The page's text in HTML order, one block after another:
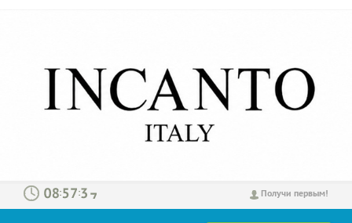
Получи первым!
: :